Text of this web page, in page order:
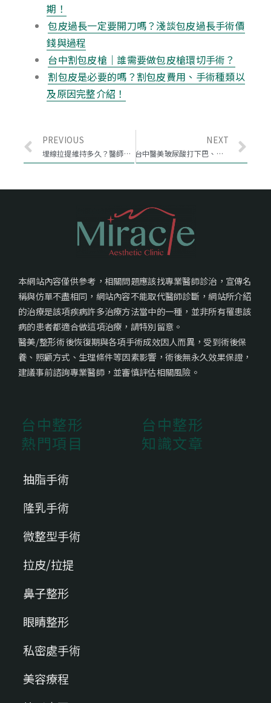
期！
包皮過長一定要開刀嗎？淺談包皮過長手術價
錢與過程
台中割包皮槍｜誰需要做包皮槍環切手術？
割包皮是必要的嗎？割包皮費用、手術種類以
及原因完整介紹！
PREVIOUS
埋線拉提維持多久？醫師親自解答埋線後遺症疑問
NEXT
台中醫美玻尿酸打下巴、隆鼻，微整形診所推薦米秝琪
本網站內容僅供參考，相關問題應該找專業醫師診治，宣傳名
稱與仿單不盡相同，網站內容不能取代醫師診斷，網站所介紹
的治療是該項疾病許多治療方法當中的一種，並非所有罹患該
病的患者都適合做這項治療，請特別留意。
醫美/整形術後恢復期與各項手術成效因人而異，受到術後保
養、照顧方式、生理條件等因素影響，術後無永久效果保證，
建議事前諮詢專業醫師，並審慎評估相關風險。
台中整形
熱門項目
抽脂手術
隆乳手術
微整型手術
拉皮/拉提
鼻子整形
眼睛整形
私密處手術
美容療程
台中整形
知識文章